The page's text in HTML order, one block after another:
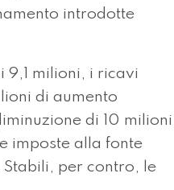
introdotte
9,1 milioni, i ricavi
di aumento
di 10 milioni
imposte alla fonte
Stabili, per contro, le